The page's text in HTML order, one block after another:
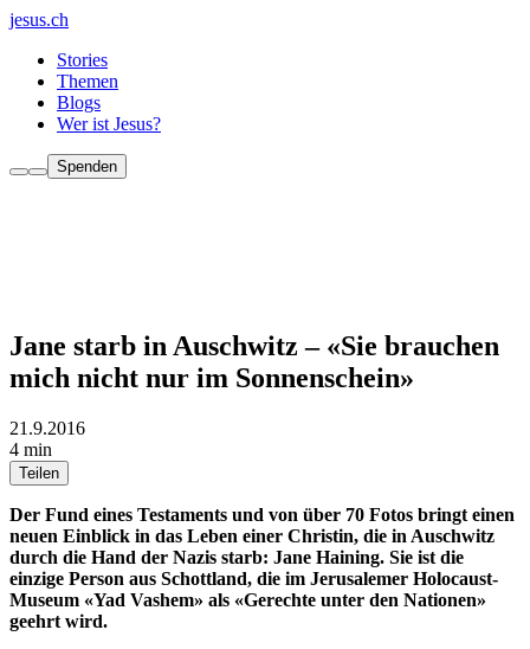
jesus.ch
Stories
Themen
Blogs
Wer ist Jesus?
Spenden
Jane starb in Auschwitz – «Sie brauchen
mich nicht nur im Sonnenschein»
21.9.2016
4 min
Teilen
Der Fund eines Testaments und von über 70 Fotos bringt einen
neuen Einblick in das Leben einer Christin, die in Auschwitz
durch die Hand der Nazis starb: Jane Haining. Sie ist die
einzige Person aus Schottland, die im Jerusalemer Holocaust-
Museum «Yad Vashem» als «Gerechte unter den Nationen»
geehrt wird.